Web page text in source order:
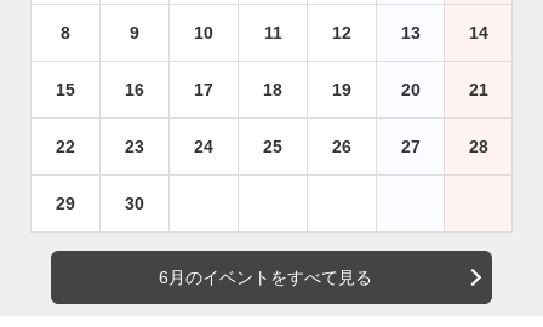
8 9 10 11 12 13 14
15 16 17 18 19 20 21
22 23 24 25 26 27 28
29 30
6月のイベントをすべて見る